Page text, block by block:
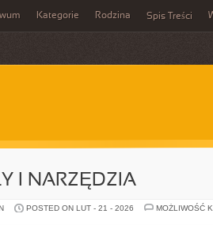
Kategorie Rodzina Spis Treści
I NARZĘDZIA
POSTED ON LUT - 21 - 2026
MOŻLIWOŚĆ